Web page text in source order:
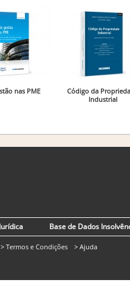
nas PME
Código da
Industrial
Base de Dados
> Termos e Condições > Ajuda